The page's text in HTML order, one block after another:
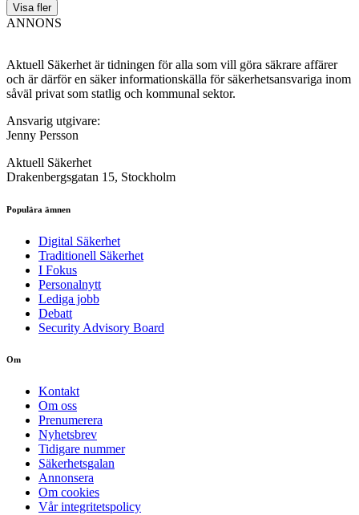
Visa fler
ANNONS
Aktuell Säkerhet är tidningen för alla som vill göra säkrare affärer
och är därför en säker informationskälla för säkerhets­ansvariga inom
såväl privat som statlig och kommunal sektor.
Ansvarig utgivare:
Jenny Persson
Aktuell Säkerhet
Drakenbergsgatan 15, Stockholm
Populära ämnen
Digital Säkerhet
Traditionell Säkerhet
I Fokus
Personalnytt
Lediga jobb
Debatt
Security Advisory Board
Om
Kontakt
Om oss
Prenumerera
Nyhetsbrev
Tidigare nummer
Säkerhetsgalan
Annonsera
Om cookies
Vår integritetspolicy